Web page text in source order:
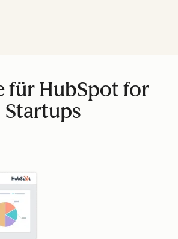
für HubSpot for
Startups